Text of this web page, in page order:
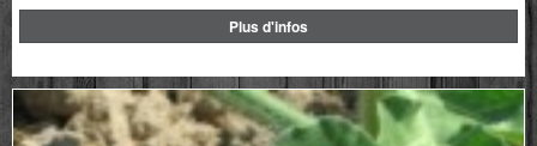
Plus d'infos